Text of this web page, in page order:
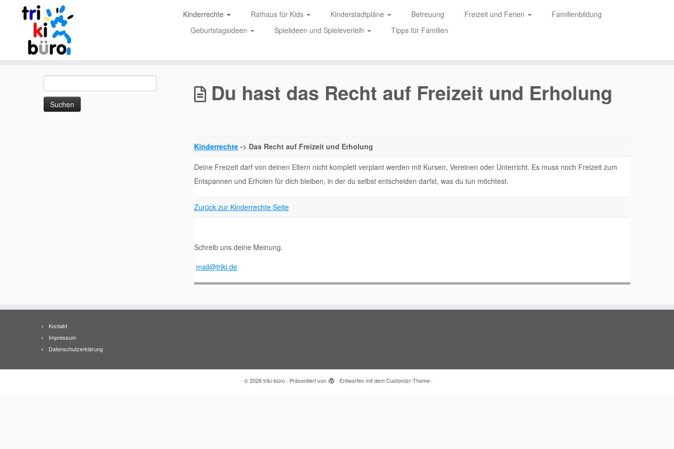
Kinderrechte Rathaus für Kids Kinderstadtpläne Betreuung Freizeit und Ferien
Familienbildung
Geburtstagsideen
Spielideen und Spieleverleih Tipps für Familien
nach:
Du hast das Recht auf Freizeit und Erholung
Kinderrechte -> Das Recht auf Freizeit und Erholung
Deine Freizeit darf von deinen Eltern nicht komplett verplant werden mit Kursen, Vereinen oder Unterricht. Es muss noch Freizeit zum
Entspannen und Erholen für dich bleiben, in der du selbst entscheiden darfst, was du tun möchtest.
Zurück zur Kinderrechte Seite
Schreib uns deine Meinung.
mail@triki.de
Kontakt
Impressum
Datenschutzerklärung
· © 2026triki-büro · Präsentiert von · Entworfen mit demCustomizr-Theme ·